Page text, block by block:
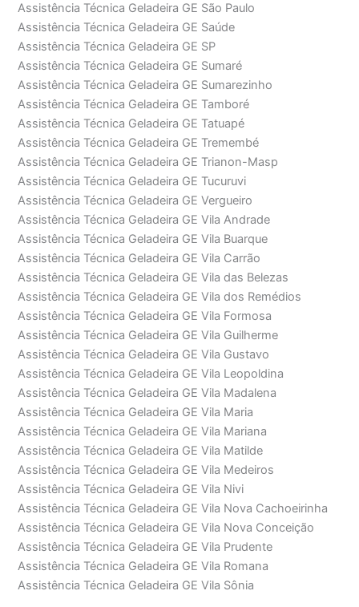
Assistência Técnica Geladeira GE São Paulo
Assistência Técnica Geladeira GE Saúde
Assistência Técnica Geladeira GE SP
Assistência Técnica Geladeira GE Sumaré
Assistência Técnica Geladeira GE Sumarezinho
Assistência Técnica Geladeira GE Tamboré
Assistência Técnica Geladeira GE Tatuapé
Assistência Técnica Geladeira GE Tremembé
Assistência Técnica Geladeira GE Trianon-Masp
Assistência Técnica Geladeira GE Tucuruvi
Assistência Técnica Geladeira GE Vergueiro
Assistência Técnica Geladeira GE Vila Andrade
Assistência Técnica Geladeira GE Vila Buarque
Assistência Técnica Geladeira GE Vila Carrão
Assistência Técnica Geladeira GE Vila das Belezas
Assistência Técnica Geladeira GE Vila dos Remédios
Assistência Técnica Geladeira GE Vila Formosa
Assistência Técnica Geladeira GE Vila Guilherme
Assistência Técnica Geladeira GE Vila Gustavo
Assistência Técnica Geladeira GE Vila Leopoldina
Assistência Técnica Geladeira GE Vila Madalena
Assistência Técnica Geladeira GE Vila Maria
Assistência Técnica Geladeira GE Vila Mariana
Assistência Técnica Geladeira GE Vila Matilde
Assistência Técnica Geladeira GE Vila Medeiros
Assistência Técnica Geladeira GE Vila Nivi
Assistência Técnica Geladeira GE Vila Nova Cachoeirinha
Assistência Técnica Geladeira GE Vila Nova Conceição
Assistência Técnica Geladeira GE Vila Prudente
Assistência Técnica Geladeira GE Vila Romana
Assistência Técnica Geladeira GE Vila Sônia